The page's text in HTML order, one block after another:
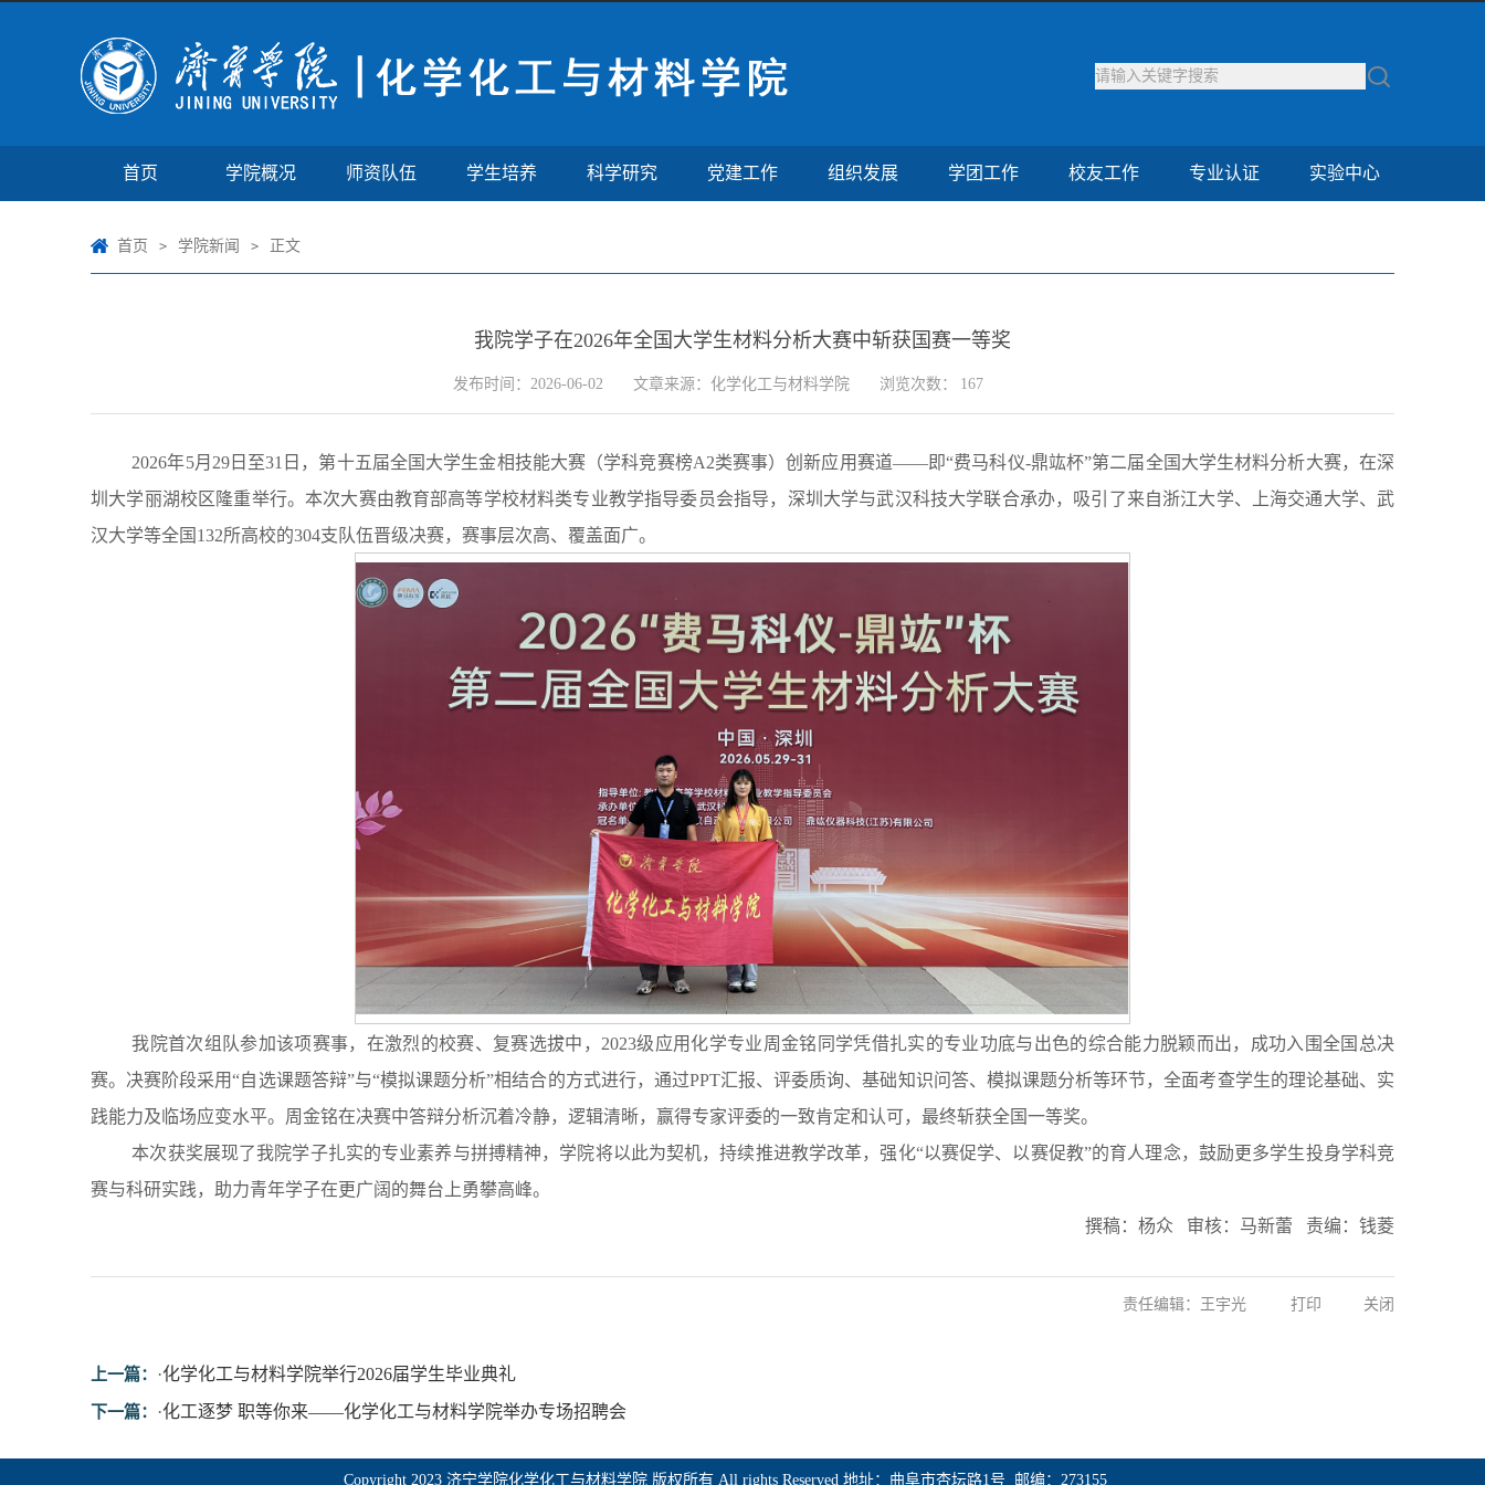
首页 学院概况 师资队伍 学生培养 科学研究 党建工作 组织发展 学团工作 校友工作 专业认证 实验中心
首页 > 学院新闻 > 正文
我院学子在2026年全国大学生材料分析大赛中斩获国赛一等奖
发布时间：2026-06-02 文章来源：化学化工与材料学院 浏览次数： 167
2026年5月29日至31日，第十五届全国大学生金相技能大赛（学科竞赛榜A2类赛事）创新应用赛道——即“费马科仪-鼎竑杯”第二届全国大学生材料分析大赛，在深
圳大学丽湖校区隆重举行。本次大赛由教育部高等学校材料类专业教学指导委员会指导，深圳大学与武汉科技大学联合承办，吸引了来自浙江大学、上海交通大学、武
汉大学等全国132所高校的304支队伍晋级决赛，赛事层次高、覆盖面广。
我院首次组队参加该项赛事，在激烈的校赛、复赛选拔中，2023级应用化学专业周金铭同学凭借扎实的专业功底与出色的综合能力脱颖而出，成功入围全国总决
赛。决赛阶段采用“自选课题答辩”与“模拟课题分析”相结合的方式进行，通过PPT汇报、评委质询、基础知识问答、模拟课题分析等环节，全面考查学生的理论基础、实
践能力及临场应变水平。周金铭在决赛中答辩分析沉着冷静，逻辑清晰，赢得专家评委的一致肯定和认可，最终斩获全国一等奖。
本次获奖展现了我院学子扎实的专业素养与拼搏精神，学院将以此为契机，持续推进教学改革，强化“以赛促学、以赛促教”的育人理念，鼓励更多学生投身学科竞
赛与科研实践，助力青年学子在更广阔的舞台上勇攀高峰。
撰稿：杨众 审核：马新蕾 责编：钱菱
关闭
打印
责任编辑：王宇光
上一篇： ·化学化工与材料学院举行2026届学生毕业典礼
下一篇： ·化工逐梦 职等你来——化学化工与材料学院举办专场招聘会
Copyright 2023 济宁学院化学化工与材料学院 版权所有 All rights Reserved 地址：曲阜市杏坛路1号 邮编：273155